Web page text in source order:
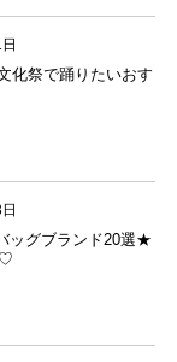
化祭で踊りたいおす
ッグブランド20選★
♡